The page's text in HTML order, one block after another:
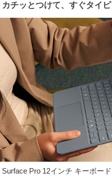
カチッとつけて、すぐタイ
Surface Pro 12インチ キーボー